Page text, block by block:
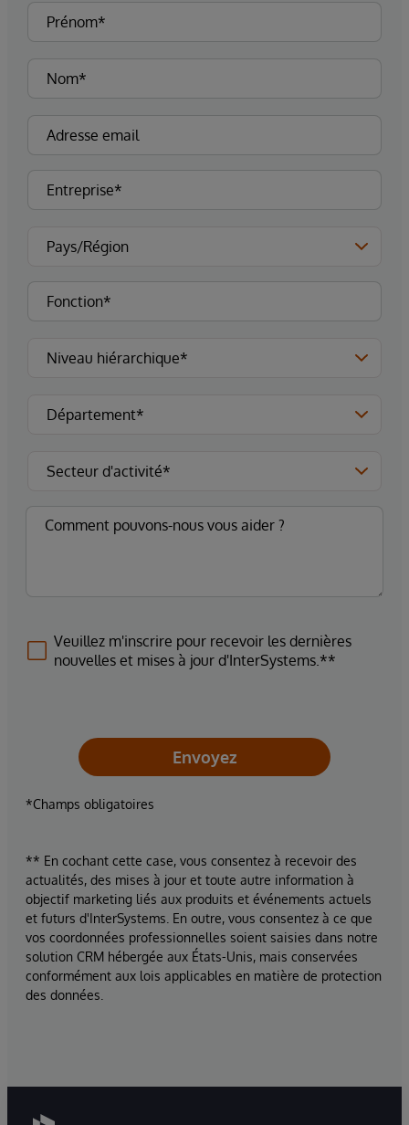
Veuillez m'inscrire pour recevoir les dernières
nouvelles et mises à jour d'InterSystems.**
Envoyez
*Champs obligatoires
** En cochant cette case, vous consentez à recevoir des
actualités, des mises à jour et toute autre information à
objectif marketing liés aux produits et événements actuels
et futurs d'InterSystems. En outre, vous consentez à ce que
vos coordonnées professionnelles soient saisies dans notre
solution CRM hébergée aux États-Unis, mais conservées
conformément aux lois applicables en matière de protection
des données.